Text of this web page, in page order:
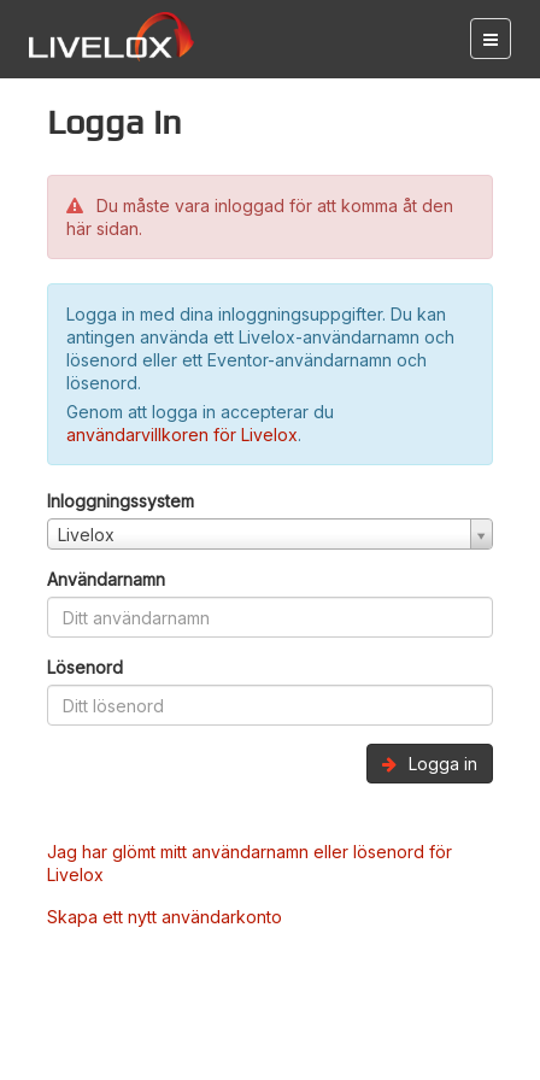
Logga in
Du måste vara inloggad för att komma åt den
här sidan.
Logga in med dina inloggningsuppgifter. Du kan
antingen använda ett Livelox-användarnamn och
lösenord eller ett Eventor-användarnamn och
lösenord.
Genom att logga in accepterar du
användarvillkoren för Livelox.
Inloggningssystem
Livelox
Användarnamn
Lösenord
Logga in
Jag har glömt mitt användarnamn eller lösenord för
Livelox
Skapa ett nytt användarkonto